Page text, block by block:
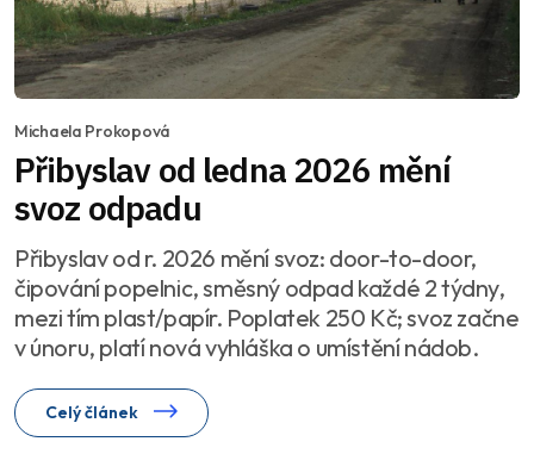
Michaela Prokopová
Přibyslav od ledna 2026 mění
svoz odpadu
Přibyslav od r. 2026 mění svoz: door-to-door,
čipování popelnic, směsný odpad každé 2 týdny,
mezi tím plast/papír. Poplatek 250 Kč; svoz začne
v únoru, platí nová vyhláška o umístění nádob.
Celý článek